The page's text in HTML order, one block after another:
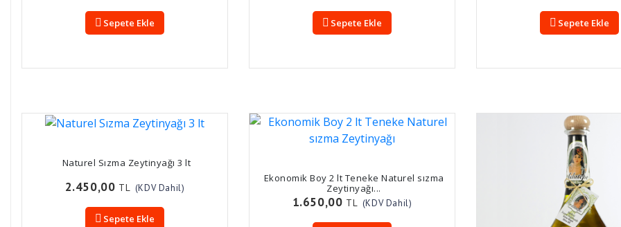
Sepete Ekle Sepete Ekle Sepete Ekle
Naturel Sızma Zeytinyağı 3 lt
2.450,00 TL (KDV Dahil)
Sepete Ekle
Ekonomik Boy 2 lt Teneke Naturel sızma
Zeytinyağı...
1.650,00 TL (KDV Dahil)